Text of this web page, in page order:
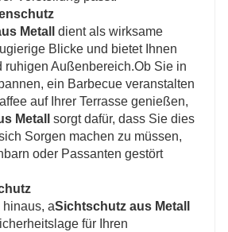
Metall
dient als wirksame
Blicke und bietet Ihnen
ruhigen Außenbereich.Ob Sie in
ein Barbecue veranstalten
auf Ihrer Terrasse genießen,
Metall
sorgt dafür, dass Sie dies
Sorgen machen zu müssen,
oder Passanten gestört
aSichtschutz aus Metall
für Ihren